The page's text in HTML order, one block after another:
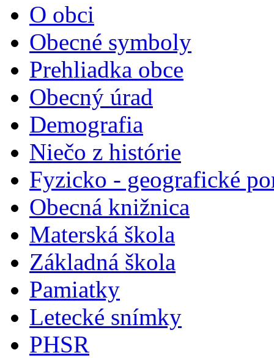
O obci
Obecné symboly
Prehliadka obce
Obecný úrad
Demografia
Niečo z histórie
Fyzicko - geografické
Obecná knižnica
Materská škola
Základná škola
Pamiatky
Letecké snímky
PHSR